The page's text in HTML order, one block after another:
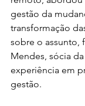
gestão da
transformação
sobre o assunto,
Mendes, sócia
experiência em
gestão.